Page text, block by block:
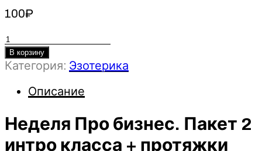
100₽
Количество
товара
Неделя
бизнес.
2
интро
В корзину
Категория: Эзотерика
Описание
Неделя Про бизнес. Пакет 2
интро класса + протяжки